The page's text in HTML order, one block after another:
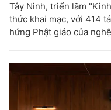
Tây Ninh, triển lãm
thức khai mạc, với 414
hứng Phật giáo của